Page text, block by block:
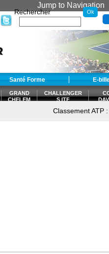
Jump to Navigation
Rechercher
Santé Forme E-
GRAND
CHELEM
CHALLENGER
S ITF
Classement ATP :